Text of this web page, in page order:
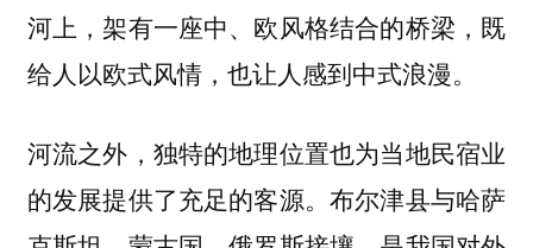
河上，架有一座中、欧风格结合的桥梁，既
给人以欧式风情，也让人感到中式浪漫。
河流之外，独特的地理位置也为当地民宿业
的发展提供了充足的客源。布尔津县与哈萨